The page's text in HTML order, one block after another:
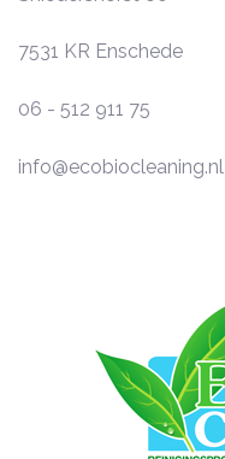
7531 KR Enschede
06 - 512 911 75
info@ecobiocleaning.nl